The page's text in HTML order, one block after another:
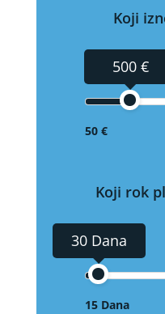
Koji
500 €
50 €
Koji rok
30 Dana
15 Dana